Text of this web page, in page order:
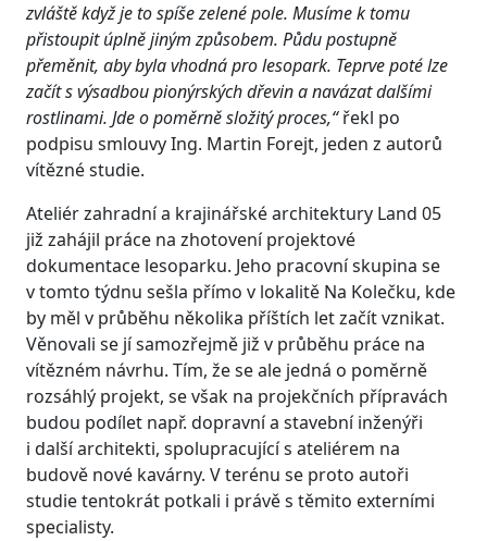
zvláště když je to spíše zelené pole. Musíme k tomu
přistoupit úplně jiným způsobem. Půdu postupně
přeměnit, aby byla vhodná pro lesopark. Teprve poté lze
začít s výsadbou pionýrských dřevin a navázat dalšími
rostlinami. Jde o poměrně složitý proces,“řekl po
podpisu smlouvy Ing. Martin Forejt, jeden z autorů
vítězné studie.
Ateliér zahradní a krajinářské architektury Land 05
již zahájil práce na zhotovení projektové
dokumentace lesoparku. Jeho pracovní skupina se
v tomto týdnu sešla přímo v lokalitě Na Kolečku, kde
by měl v průběhu několika příštích let začít vznikat.
Věnovali se jí samozřejmě již v průběhu práce na
vítězném návrhu. Tím, že se ale jedná o poměrně
rozsáhlý projekt, se však na projekčních přípravách
budou podílet např. dopravní a stavební inženýři
i další architekti, spolupracující s ateliérem na
budově nové kavárny. V terénu se proto autoři
studie tentokrát potkali i právě s těmito externími
specialisty.